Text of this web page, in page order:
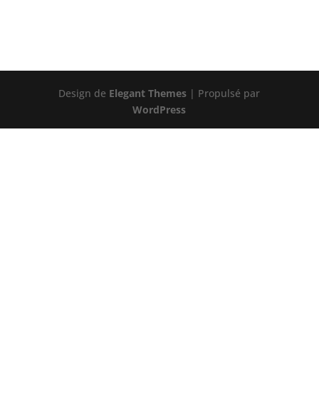
Design de Elegant Themes | Propulsé par
WordPress